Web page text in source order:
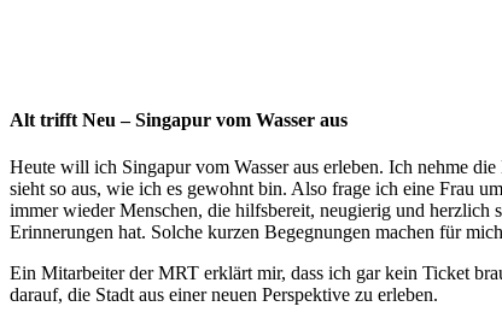
Alt trifft Neu – Singapur vom Wasser aus
Heute will ich Singapur vom Wasser aus erleben. Ich nehme
sieht so aus, wie ich es gewohnt bin. Also frage ich eine Frau
immer wieder Menschen, die hilfsbereit, neugierig und herzlich
Erinnerungen hat. Solche kurzen Begegnungen machen für
Ein Mitarbeiter der MRT erklärt mir, dass ich gar kein Ticket
darauf, die Stadt aus einer neuen Perspektive zu erleben.